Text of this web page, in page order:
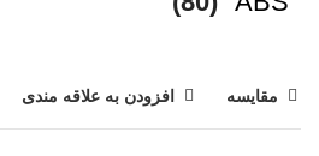
مقایسه افزودن به علاقه مندی